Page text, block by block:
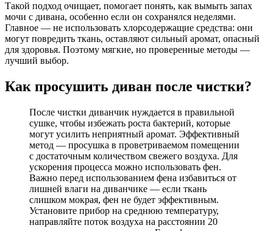
Такой подход очищает, помогает понять, как вымыть запах
мочи с дивана, особенно если он сохранялся неделями.
Главное — не использовать хлорсодержащие средства: они
могут повредить ткань, оставляют сильный аромат, опасный
для здоровья. Поэтому мягкие, но проверенные методы —
лучший выбор.
Как просушить диван после чистки?
После чистки диванчик нуждается в правильной
сушке, чтобы избежать роста бактерий, которые
могут усилить неприятный аромат. Эффективный
метод — просушка в проветриваемом помещении
с достаточным количеством свежего воздуха. Для
ускорения процесса можно использовать фен.
Важно перед использованием фена избавиться от
лишней влаги на диванчике — если ткань
слишком мокрая, фен не будет эффективным.
Установите прибор на среднюю температуру,
направляйте поток воздуха на расстоянии 20